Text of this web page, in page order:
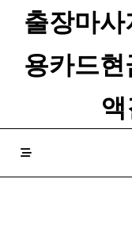
출장마
용카드